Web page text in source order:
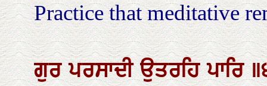
Practice that meditative
ਗੁਰਪਰਸਾਦੀਉਤਰਹਿਪਾਰਿ